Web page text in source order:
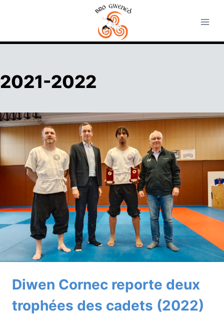
2021-2022
Diwen Cornec reporte deux
trophées des cadets (2022)